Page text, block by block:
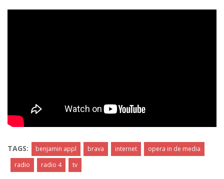
TAGS: benjamin appl brava internet
opera in de media
radio
radio 4 tv